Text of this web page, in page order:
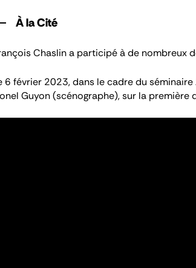
À la Cité
Chaslin a participé à de nombreux
6 février 2023, dans le cadre du séminaire
Guyon (scénographe), sur la première